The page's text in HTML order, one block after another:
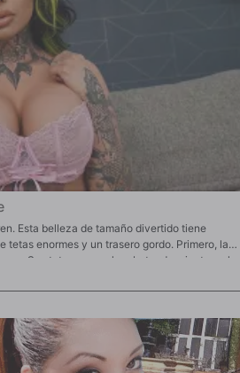
Esta belleza de tamaño divertido tiene
tetas enormes y un trasero gordo. Primero, la
Sus tetas y su culo rebotando mientras el
digno de ver. Después de que nos
la verdadera diversión. Karen rápidamente
su pequeño y apretado coño. Karen tomó la
hizo tener orgasmos innumerables veces antes